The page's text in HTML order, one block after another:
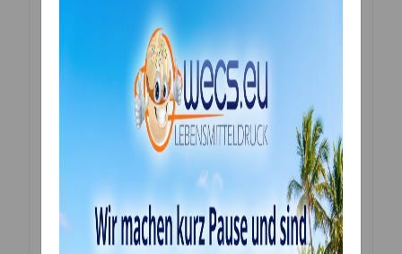
Tip: auch mit nur Wasser oder Milch zu machen.
Sie können auch nur Wasser oder nur Milch
verwenden. Fügen Sie Ihren Likör oder Aroma hinzu,
ziehen Sie ihn aus dem Wasser ab.
Zucker, getrockneter Glukosesirup,
Emulgator E471, E472f, Palmf
okonussfett,
agermilchpulver, Milcheiweiß,
Backbetriebmittel
E516, E263, E339, E340, E450; Verdickungsmittel
E401, E463, Antibackmittel E341.